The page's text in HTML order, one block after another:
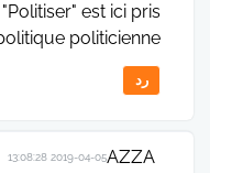
est ici pris
politicienne.
رد
AZZA
2019-04-05 13:08:28